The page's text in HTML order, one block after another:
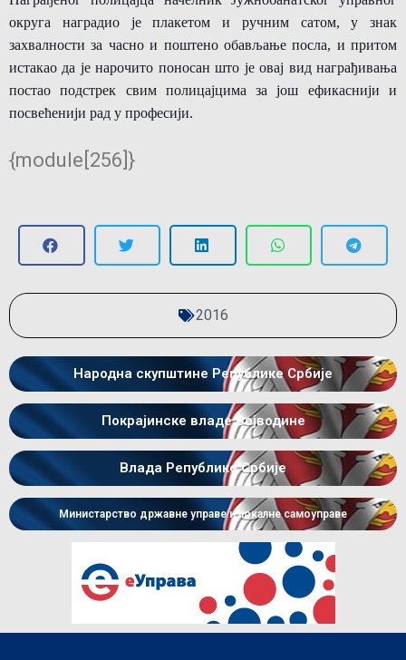
округа наградио је плакетом и ручним сатом, у знак
захвалности за часно и поштено обављање посла, и притом
истакао да је нарочито поносан што је овај вид награђивања
постао подстрек свим полицaјцима за још ефикаснији и
посвећенији рад у професији.
{module[256]}
2016
Народна скупштине Републике Србије
Покрајинске владе Војводине
Влада Републике Србије
Министарство државне управе и локалне самоуправе